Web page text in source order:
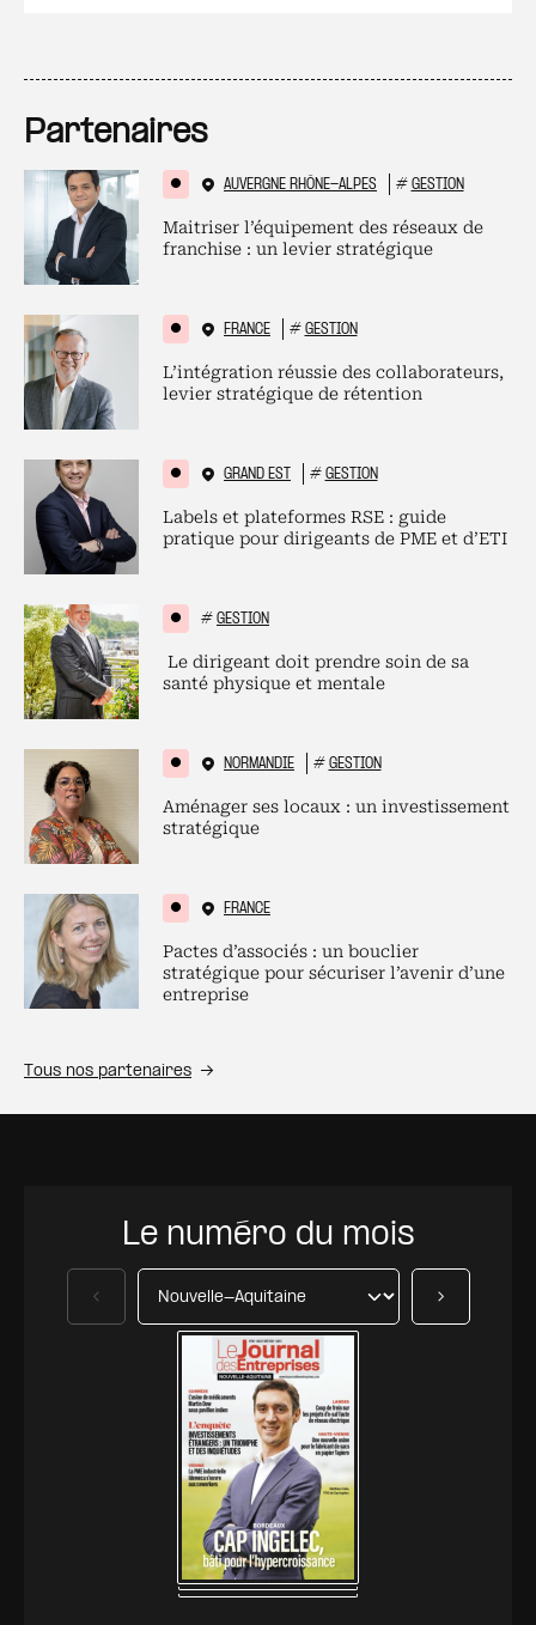
Partenaires
AUVERGNE RHÔNE-ALPES # GESTION
Maitriser l’équipement des réseaux de
franchise : un levier stratégique
FRANCE # GESTION
L’intégration réussie des collaborateurs,
levier stratégique de rétention
GRAND EST # GESTION
Labels et plateformes RSE : guide
pratique pour dirigeants de PME et d’ETI
# GESTION
Le dirigeant doit prendre soin de sa
santé physique et mentale
NORMANDIE # GESTION
Aménager ses locaux : un investissement
stratégique
FRANCE
Pactes d’associés : un bouclier
stratégique pour sécuriser l’avenir d’une
entreprise
Tous nos partenaires
Le numéro du mois
Précédent Suivant